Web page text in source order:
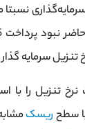
از یک سرمایه‌گذاری
سرمایه گذار 8 درصد است.
تنزیل را با
سطح ریسک